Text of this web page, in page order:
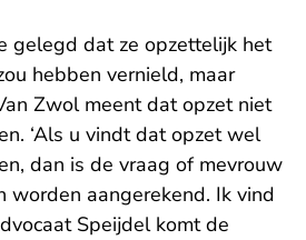
gelegd dat ze opzettelijk het
hebben vernield, maar
Zwol meent dat opzet niet
‘Als u vindt dat opzet wel
dan is de vraag of mevrouw
worden aangerekend. Ik vind
Speijdel komt de